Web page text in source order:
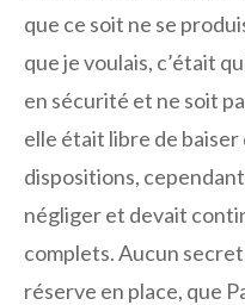
que ce soit ne se
que je voulais, c’était
en sécurité et ne soit
elle était libre de baiser
dispositions,
négliger et devait
complets. Aucun
réserve en place, que